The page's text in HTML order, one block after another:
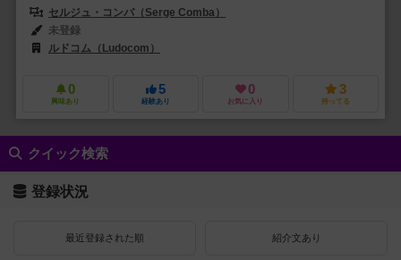
セルジュ・コンバ（Serge Comba）
未登録
ルドコム（Ludocom）
0
興味あり
5
経験あり
0
お気に入り
3
持ってる
クイック検索
登録状況
最近登録された順 紹介文あり